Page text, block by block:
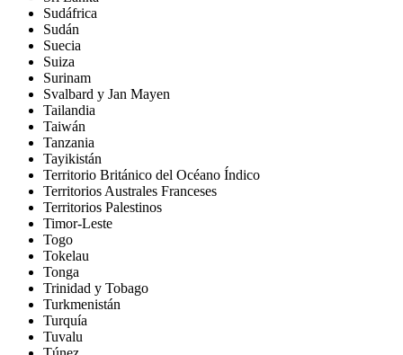
Sudáfrica
Sudán
Suecia
Suiza
Surinam
Svalbard y Jan Mayen
Tailandia
Taiwán
Tanzania
Tayikistán
Territorio Británico del Océano Índico
Territorios Australes Franceses
Territorios Palestinos
Timor-Leste
Togo
Tokelau
Tonga
Trinidad y Tobago
Turkmenistán
Turquía
Tuvalu